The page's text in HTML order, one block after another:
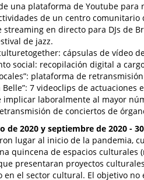
una plataforma de Youtube para
de un centro
streaming en directo para DJs de
de jazz.
cápsulas de vídeo
social: recopilación digital a
plataforma de
Belle”: 7 videoclips de
implicar laboralmente al mayor
de conciertos de
de 2020 y septiembre de 2020 -
lugar al inicio de la pandemia,
quincena de espacios culturales
presentaran proyectos
en el sector cultural. El objetivo